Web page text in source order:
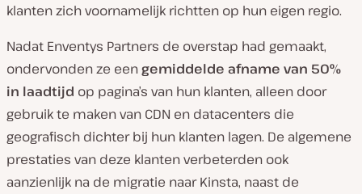
klanten zich voornamelijk richtten op hun eigen regio.
Nadat Enventys Partners de overstap had gemaakt,
ondervonden ze eengemiddelde afname van 50%
in laadtijd op pagina’s van hun klanten, alleen door
gebruik te maken van CDN en datacenters die
geografisch dichter bij hun klanten lagen. De algemene
prestaties van deze klanten verbeterden ook
aanzienlijk na de migratie naar Kinsta, naast de